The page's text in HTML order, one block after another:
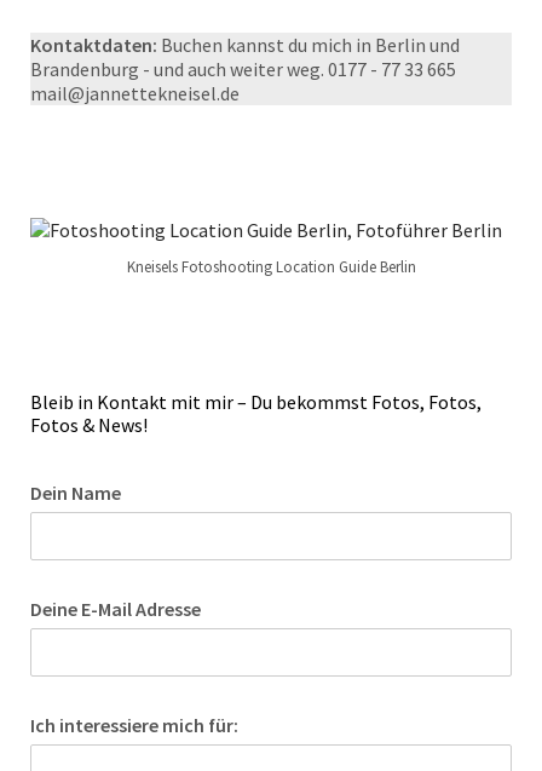
Kontaktdaten: Buchen kannst du mich in Berlin und
Brandenburg - und auch weiter weg. 0177 - 77 33 665
mail@jannettekneisel.de
Kneisels Fotoshooting Location Guide Berlin
Bleib in Kontakt mit mir – Du bekommst Fotos, Fotos,
Fotos & News!
Dein Name
Deine E-Mail Adresse
Ich interessiere mich für: